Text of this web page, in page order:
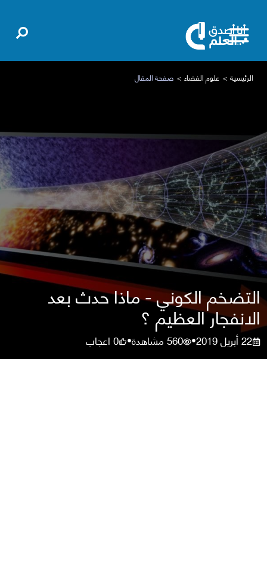
الرئيسية علوم الفضاء صفحة المقال
التضخم الكوني - ماذا حدث بعد
الانفجار العظيم ؟
22 أبريل 2019 •
560مشاهدة•
0اعجاب